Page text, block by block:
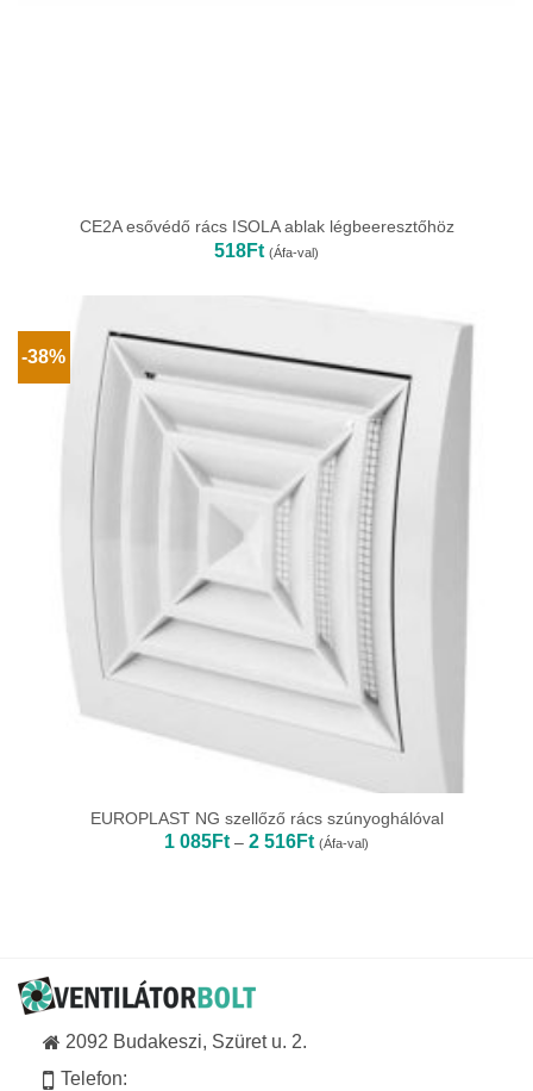
CE2A esővédő rács ISOLA ablak légbeeresztőhöz
518Ft (Áfa-val)
-38%
EUROPLAST NG szellőző rács szúnyoghálóval
1 085Ft – 2 516FtÁrtartomány:
1
(Áfa-val)
2092 Budakeszi, Szüret u. 2.
Telefon: